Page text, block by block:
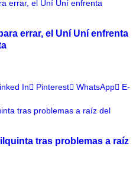
errar, el Uní Uní enfrenta
In Pinterest WhatsApp
E-
tras problemas a raíz